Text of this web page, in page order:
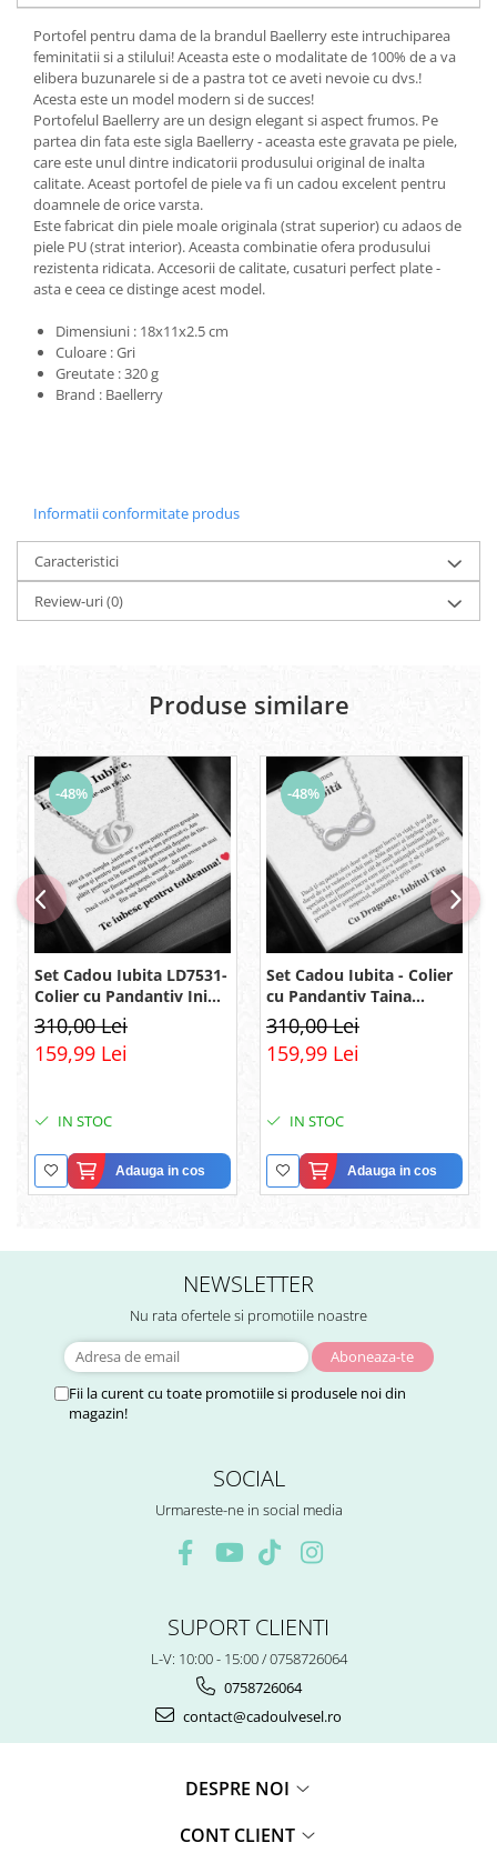
Portofel pentru dama de la brandul Baellerry este intruchiparea
feminitatii si a stilului! Aceasta este o modalitate de 100% de a va
elibera buzunarele si de a pastra tot ce aveti nevoie cu dvs.!
Acesta este un model modern si de succes!
Portofelul Baellerry are un design elegant si aspect frumos. Pe
partea din fata este sigla Baellerry - aceasta este gravata pe piele,
care este unul dintre indicatorii produsului original de inalta
calitate. Aceast portofel de piele va fi un cadou excelent pentru
doamnele de orice varsta.
Este fabricat din piele moale originala (strat superior) cu adaos de
piele PU (strat interior). Aceasta combinatie ofera produsului
rezistenta ridicata. Accesorii de calitate, cusaturi perfect plate -
asta e ceea ce distinge acest model.
Dimensiuni : 18x11x2.5 cm
Culoare : Gri
Greutate : 320 g
Brand : Baellerry
Informatii conformitate produs
Caracteristici
Review-uri(0)
Produse similare
-48%
Set Cadou Iubita LD7531-
Colier cu Pandantiv Inimi
Pereche din Argint 925
placat cu rodiu, Cutie
Elegantă și Felicitare
310,00 Lei
159,99 Lei
IN STOC
Adauga in cos
-48%
Set Cadou Iubita - Colier
cu Pandantiv Taina
Infinitului din Argint 925
placat cu rodiu, Cutie
Elegantă și Mesaj
310,00 Lei
159,99 Lei
IN STOC
Adauga in cos
NEWSLETTER
Nu rata ofertele si promotiile noastre
Fii la curent cu toate promotiile si produsele noi din
magazin!
SOCIAL
Urmareste-ne in social media
SUPORT CLIENTI
L-V: 10:00 - 15:00 / 0758726064
0758726064
contact@cadoulvesel.ro
DESPRE NOI
CONT CLIENT